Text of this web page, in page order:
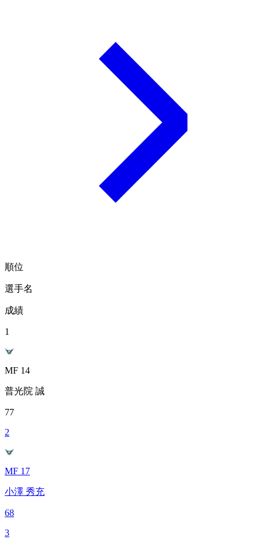
順位
選手名
成績
1
MF 14
普光院 誠
77
2
MF 17
小澤 秀充
68
3